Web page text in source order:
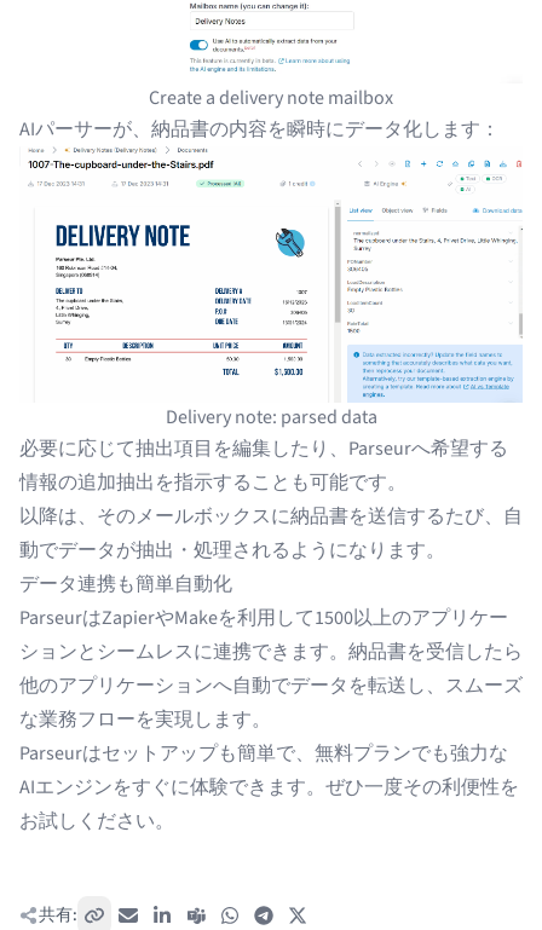
Create a delivery note mailbox
AIパーサーが、納品書の内容を瞬時にデータ化します：
Delivery note: parsed data
必要に応じて抽出項目を編集したり、Parseurへ希望する
情報の追加抽出を指示することも可能です。
以降は、そのメールボックスに納品書を送信するたび、自
動でデータが抽出・処理されるようになります。
データ連携も簡単自動化
ParseurはZapierやMakeを利用して1500以上のアプリケー
ションとシームレスに連携できます。納品書を受信したら
他のアプリケーションへ自動でデータを転送し、スムーズ
な業務フローを実現します。
Parseurはセットアップも簡単で、無料プランでも強力な
AIエンジンをすぐに体験できます。ぜひ一度その利便性を
お試しください。
共有: リンクをコピー
メールLinkedIn
Teams WhatsAppTelegram